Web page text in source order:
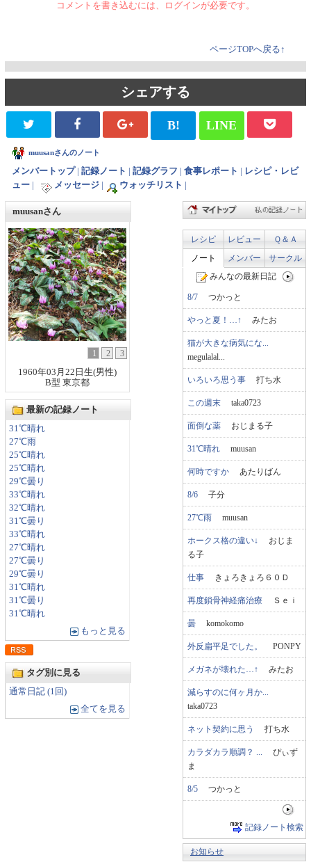
コメントを書き込むには、ログインが必要です。
ページTOPへ戻る↑
シェアする
B! LINE
muusanさんのノート
メンバートップ| 記録ノート 記録グラフ 食事レポート
レシピ・レビ
ュー
メッセージ ウォッチリスト
muusanさん
1 2
3
1960年03月22日生(男性)
B型 東京都
最新の記録ノート
31℃晴れ
27℃雨
25℃晴れ
25℃晴れ
29℃曇り
33℃晴れ
32℃晴れ
31℃曇り
33℃晴れ
27℃晴れ
27℃曇り
29℃曇り
31℃晴れ
31℃曇り
31℃晴れ
もっと見る
タグ別に見る
通常日記 (1回)
全てを見る
レシピ レビュー
Ｑ＆Ａ
ノート
メンバー
サークル
みんなの最新日記
8/7 つかっと
やっと夏！…↑ みたお
猫が大きな病気にな...
megulalal...
いろいろ思う事 打ち水
この週末 taka0723
面倒な薬 おじまる子
31℃晴れ muusan
何時ですか あたりばん
8/6 子分
27℃雨 muusan
ホークス格の違い↓ おじま
る子
仕事 きょろきょろ６０Ｄ
再度鎖骨神経痛治療 Ｓｅｉ
曇 komokomo
外反扁平足でした。 PONPY
メガネが壊れた…↑ みたお
減らすのに何ヶ月か...
taka0723
ネット契約に思う 打ち水
カラダカラ順調？ ...
ぴぃず
ま
8/5 つかっと
記録ノート検索
お知らせ